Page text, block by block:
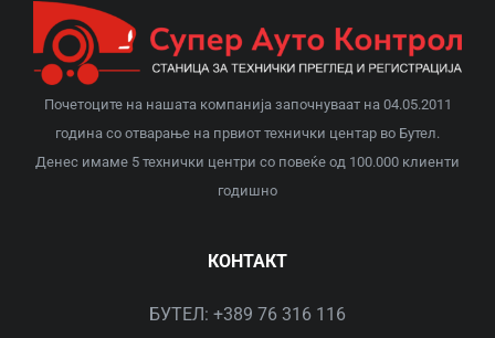
Почетоците на нашата компанија започнуваат на 04.05.2011
година со отварање на првиот технички центар во Бутел.
Денес имаме 5 технички центри со повеќе од 100.000 клиенти
годишно
КОНТАКТ
БУТЕЛ: +389 76 316 116